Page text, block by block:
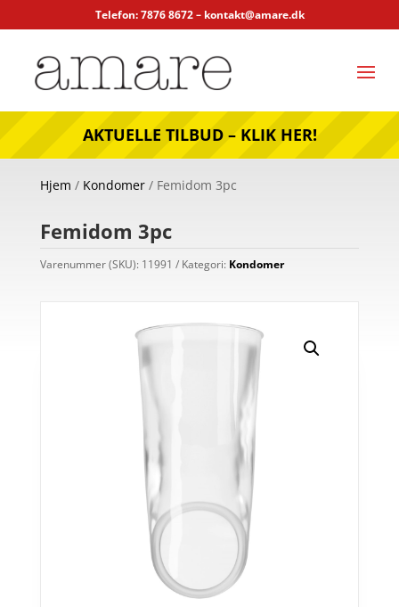
Telefon: 7876 8672 – kontakt@amare.dk
AKTUELLE TILBUD – KLIK HER!
Hjem / Kondomer/ Femidom 3pc
Femidom 3pc
Varenummer (SKU): 11991 Kategori: Kondomer